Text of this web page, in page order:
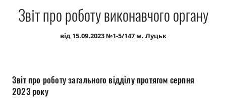
сайту
Про місто
Міська влада
Звіт про роботу виконавчого органу
від 15.09.2023 №1-5/147 м. Луцьк
Звіт про роботу загального відділу протягом серпня
2023 року